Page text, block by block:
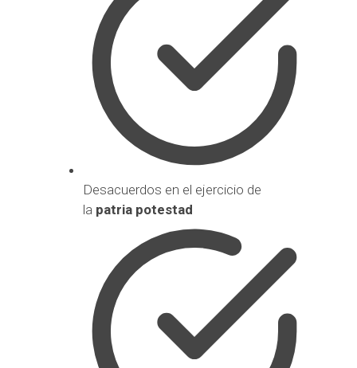
Desacuerdos en el ejercicio de
la patria potestad